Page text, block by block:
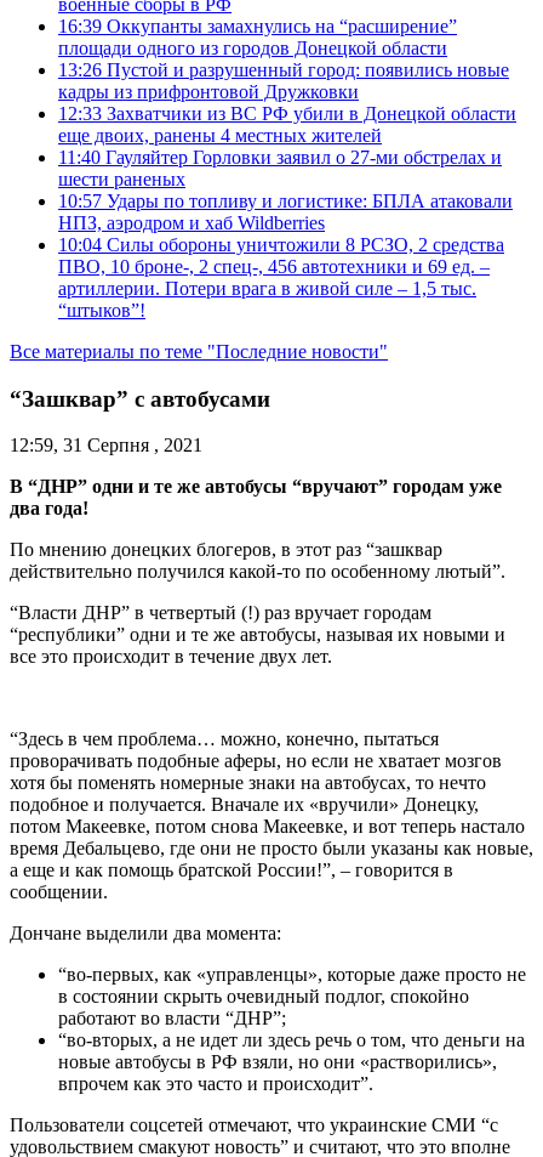
16:39 Оккупанты замахнулись на “расширение”
площади одного из городов Донецкой области
13:26 Пустой и разрушенный город: появились новые
кадры из прифронтовой Дружковки
12:33 Захватчики из ВС РФ убили в Донецкой области
еще двоих, ранены 4 местных жителей
11:40 Гауляйтер Горловки заявил о 27-ми обстрелах и
шести раненых
10:57 Удары по топливу и логистике: БПЛА атаковали
НПЗ, аэродром и хаб Wildberries
10:04 Силы обороны уничтожили 8 РСЗО, 2 средства
ПВО, 10 броне-, 2 спец-, 456 автотехники и 69 ед. –
артиллерии. Потери врага в живой силе – 1,5 тыс.
“штыков”!
Все материалы по теме "Последние новости"
“Зашквар” с автобусами
12:59, 31 Серпня , 2021
В “ДНР” одни и те же автобусы “вручают” городам уже
два года!
По мнению донецких блогеров, в этот раз “зашквар
действительно получился какой-то по особенному лютый”.
“Власти ДНР” в четвертый (!) раз вручает городам
“республики” одни и те же автобусы, называя их новыми и
все это происходит в течение двух лет.
“Здесь в чем проблема… можно, конечно, пытаться
проворачивать подобные аферы, но если не хватает мозгов
хотя бы поменять номерные знаки на автобусах, то нечто
подобное и получается. Вначале их «вручили» Донецку,
потом Макеевке, потом снова Макеевке, и вот теперь настало
время Дебальцево, где они не просто были указаны как новые,
а еще и как помощь братской России!”, – говорится в
сообщении.
Дончане выделили два момента:
“во-первых, как «управленцы», которые даже просто не
в состоянии скрыть очевидный подлог, спокойно
работают во власти “ДНР”;
“во-вторых, а не идет ли здесь речь о том, что деньги на
новые автобусы в РФ взяли, но они «растворились»,
впрочем как это часто и происходит”.
Пользователи соцсетей отмечают, что украинские СМИ “с
удовольствием смакуют новость” и считают, что это вполне